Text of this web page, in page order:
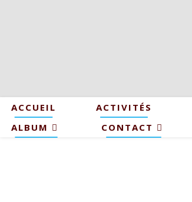
ACCUEIL ACTIVITÉS
ALBUM
CONTACT